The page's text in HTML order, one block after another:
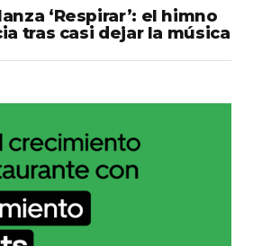
‘Respirar’: el himno
tras casi dejar la música